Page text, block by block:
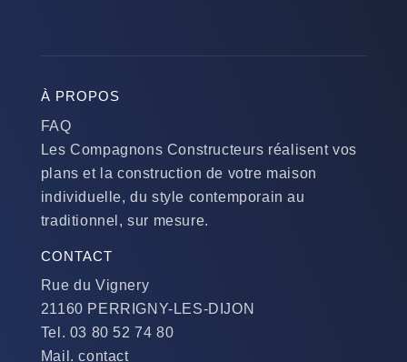
À PROPOS
FAQ
Les Compagnons Constructeurs réalisent vos
plans et la construction de votre maison
individuelle, du style contemporain au
traditionnel, sur mesure.
CONTACT
Rue du Vignery
21160 PERRIGNY-LES-DIJON
Tel. 03 80 52 74 80
Mail. contact